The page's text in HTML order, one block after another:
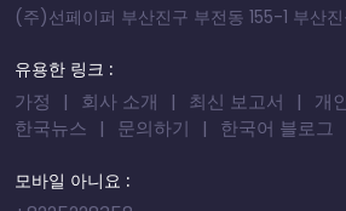
(주)선페이퍼 부산진구 부전동 155-1 부산
유용한 링크 :
가정 회사 소개 최신 보고서
개
한국뉴스
문의하기 한국어 블로그
모바일 아니요 :